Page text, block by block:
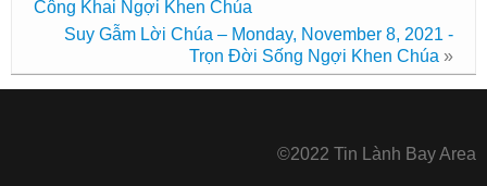
Công Khai Ngợi Khen Chúa
Suy Gẫm Lời Chúa – Monday, November 8, 2021 -
Trọn Đời Sống Ngợi Khen Chúa »
©2022 Tin Lành Bay Area